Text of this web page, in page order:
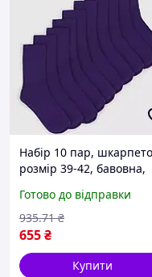
Набір 10 пар,
розмір 39-42, бавовна,
бавовняні / Шкарпетки
класичні / Шкарпетки
демісезонні
Готово до відправки
655₴
935.71 ₴
Купити